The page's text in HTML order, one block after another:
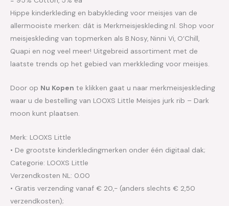
Hippe kinderkleding en babykleding voor meisjes van de
allermooiste merken: dát is Merkmeisjeskleding.nl. Shop voor
meisjeskleding van topmerken als B.Nosy, Ninni Vi, O’Chill,
Quapi en nog veel meer! Uitgebreid assortiment met de
laatste trends op het gebied van merkkleding voor meisjes.
Door op Nu Kopen te klikken gaat u naar merkmeisjeskleding
waar u de bestelling van LOOXS Little Meisjes jurk rib – Dark
moon kunt plaatsen.
Merk: LOOXS Little
• De grootste kinderkledingmerken onder één digitaal dak;
Categorie: LOOXS Little
Verzendkosten NL: 0.00
• Gratis verzending vanaf € 20,- (anders slechts € 2,50
verzendkosten);